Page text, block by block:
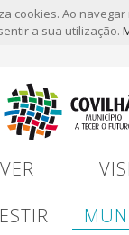
cookies. Ao
a sua utilização.